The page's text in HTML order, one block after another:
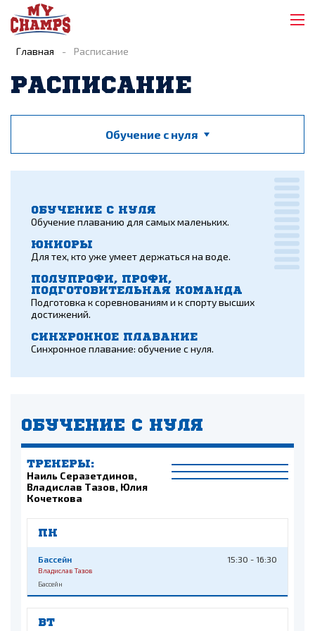
Главная - Расписание
РАСПИСАНИЕ
Обучение с нуля
ОБУЧЕНИЕ С НУЛЯ
Обучение плаванию для самых маленьких.
ЮНИОРЫ
Для тех, кто уже умеет держаться на воде.
ПОЛУПРОФИ, ПРОФИ,
ПОДГОТОВИТЕЛЬНАЯ КОМАНДА
Подготовка к соревнованиям и к спорту высших
достижений.
СИНХРОННОЕ ПЛАВАНИЕ
Синхронное плавание: обучение с нуля.
ОБУЧЕНИЕ С НУЛЯ
ТРЕНЕРЫ:
Наиль Серазетдинов,
Владислав Тазов, Юлия
Кочеткова
ПН
Бассейн
Владислав Тазов
15:30 - 16:30
Бассейн
ВТ